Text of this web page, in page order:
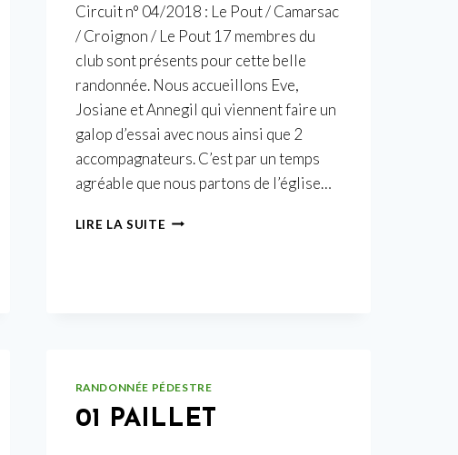
Circuit n° 04/2018 : Le Pout / Camarsac
/ Croignon / Le Pout 17 membres du
club sont présents pour cette belle
randonnée. Nous accueillons Eve,
Josiane et Annegil qui viennent faire un
galop d’essai avec nous ainsi que 2
accompagnateurs. C’est par un temps
agréable que nous partons de l’église…
LIRE LA SUITE04
RANDONNÉE PÉDESTRE
01 PAILLET